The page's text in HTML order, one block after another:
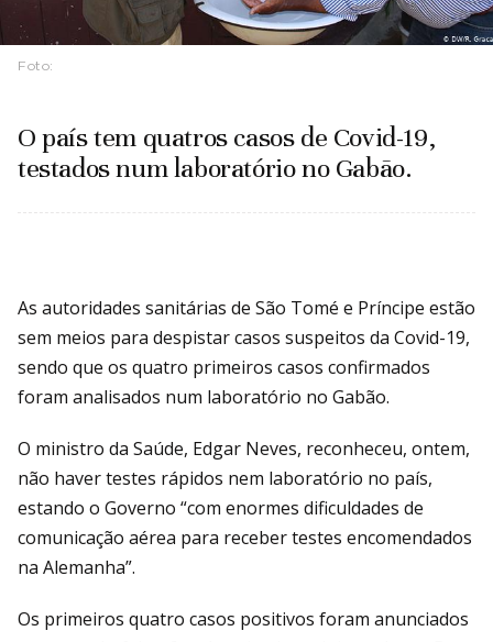
Foto:
O país tem quatros casos de Covid-19,
testados num laboratório no Gabão.
As autoridades sanitárias de São Tomé e Príncipe estão
sem meios para despistar casos suspeitos da Covid-19,
sendo que os quatro primeiros casos confirmados
foram analisados num laboratório no Gabão.
O ministro da Saúde, Edgar Neves, reconheceu, ontem,
não haver testes rápidos nem laboratório no país,
estando o Governo “com enormes dificuldades de
comunicação aérea para receber testes encomendados
na Alemanha”.
Os primeiros quatro casos positivos foram anunciados